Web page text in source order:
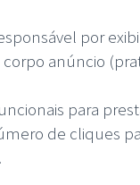
por
anúncio
para
de cliques